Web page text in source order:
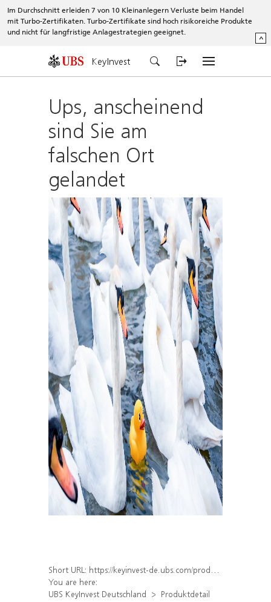
Im Durchschnitt erleiden 7 von 10 Kleinanlegern Verluste beim Handel
mit Turbo-Zertifikaten. Turbo-Zertifikate sind hoch risikoreiche Produkte
und nicht für langfristige Anlagestrategien geeignet.
^
KeyInvest
Ups, anscheinend
sind Sie am
falschen Ort
gelandet
Short URL: https://keyinvest-de.ubs.com/produkt/detail/index/isin/DE000WA42987
You are here:
UBS KeyInvest Deutschland
Produktdetail